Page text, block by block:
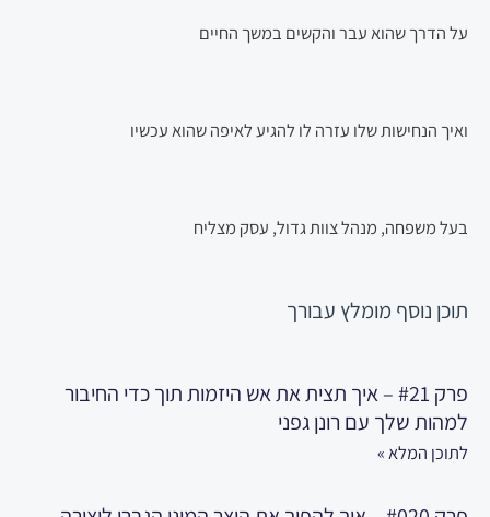
על הדרך שהוא עבר והקשים במשך החיים
ואיך הנחישות שלו עזרה לו להגיע לאיפה שהוא עכשיו
בעל משפחה, מנהל צוות גדול, עסק מצליח
תוכן נוסף מומלץ עבורך
פרק #21 – איך תצית את אש היזמות תוך כדי החיבור
למהות שלך עם רונן גפני
לתוכן המלא »